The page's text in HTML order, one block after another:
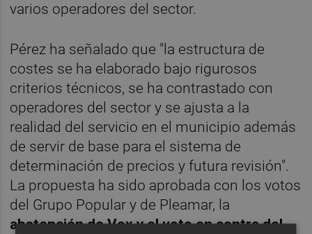
varios operadores del sector.
Pérez ha señalado que "la estructura de
costes se ha elaborado bajo rigurosos
criterios técnicos, se ha contrastado con
operadores del sector y se ajusta a la
realidad del servicio en el municipio además
de servir de base para el sistema de
determinación de precios y futura revisión".
La propuesta ha sido aprobada con los votos
del Grupo Popular y de Pleamar, la
abstención de Vox y el voto en contra del